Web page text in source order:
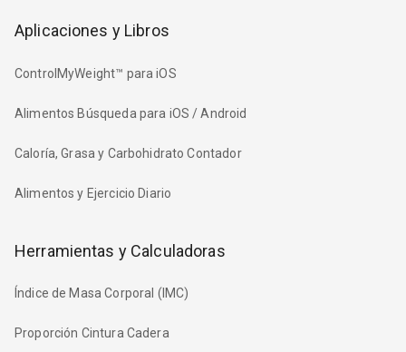
Aplicaciones y Libros
ControlMyWeight™ para iOS
Alimentos Búsqueda para iOS / Android
Caloría, Grasa y Carbohidrato Contador
Alimentos y Ejercicio Diario
Herramientas y Calculadoras
Índice de Masa Corporal (IMC)
Proporción Cintura Cadera